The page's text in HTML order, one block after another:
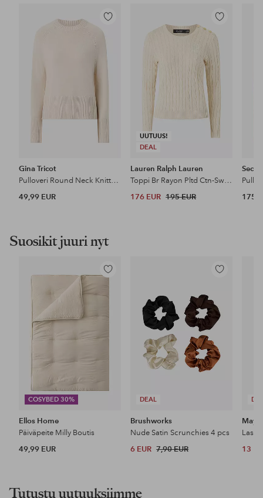
Lisää
suosikkeihin
Gina Tricot
Pulloveri Round Neck Knitted Sweater
49,99 EUR
UUTUUS!
DEAL
Lisää
suosikkeihin
Lauren Ralph Lauren
Toppi Br Rayon Pltd Ctn-Sweater-Pullover
176 EUR 195 EUR
175
Suosikit juuri nyt
COSYBED 30%
Lisää
Ellos Home
Päiväpeite Milly Boutis
49,99 EUR
DEAL
Lisää
Brushworks
Nude Satin Scrunchies 4 pcs
6 EUR 7,90 EUR 13
Tutustu uutuuksiimme